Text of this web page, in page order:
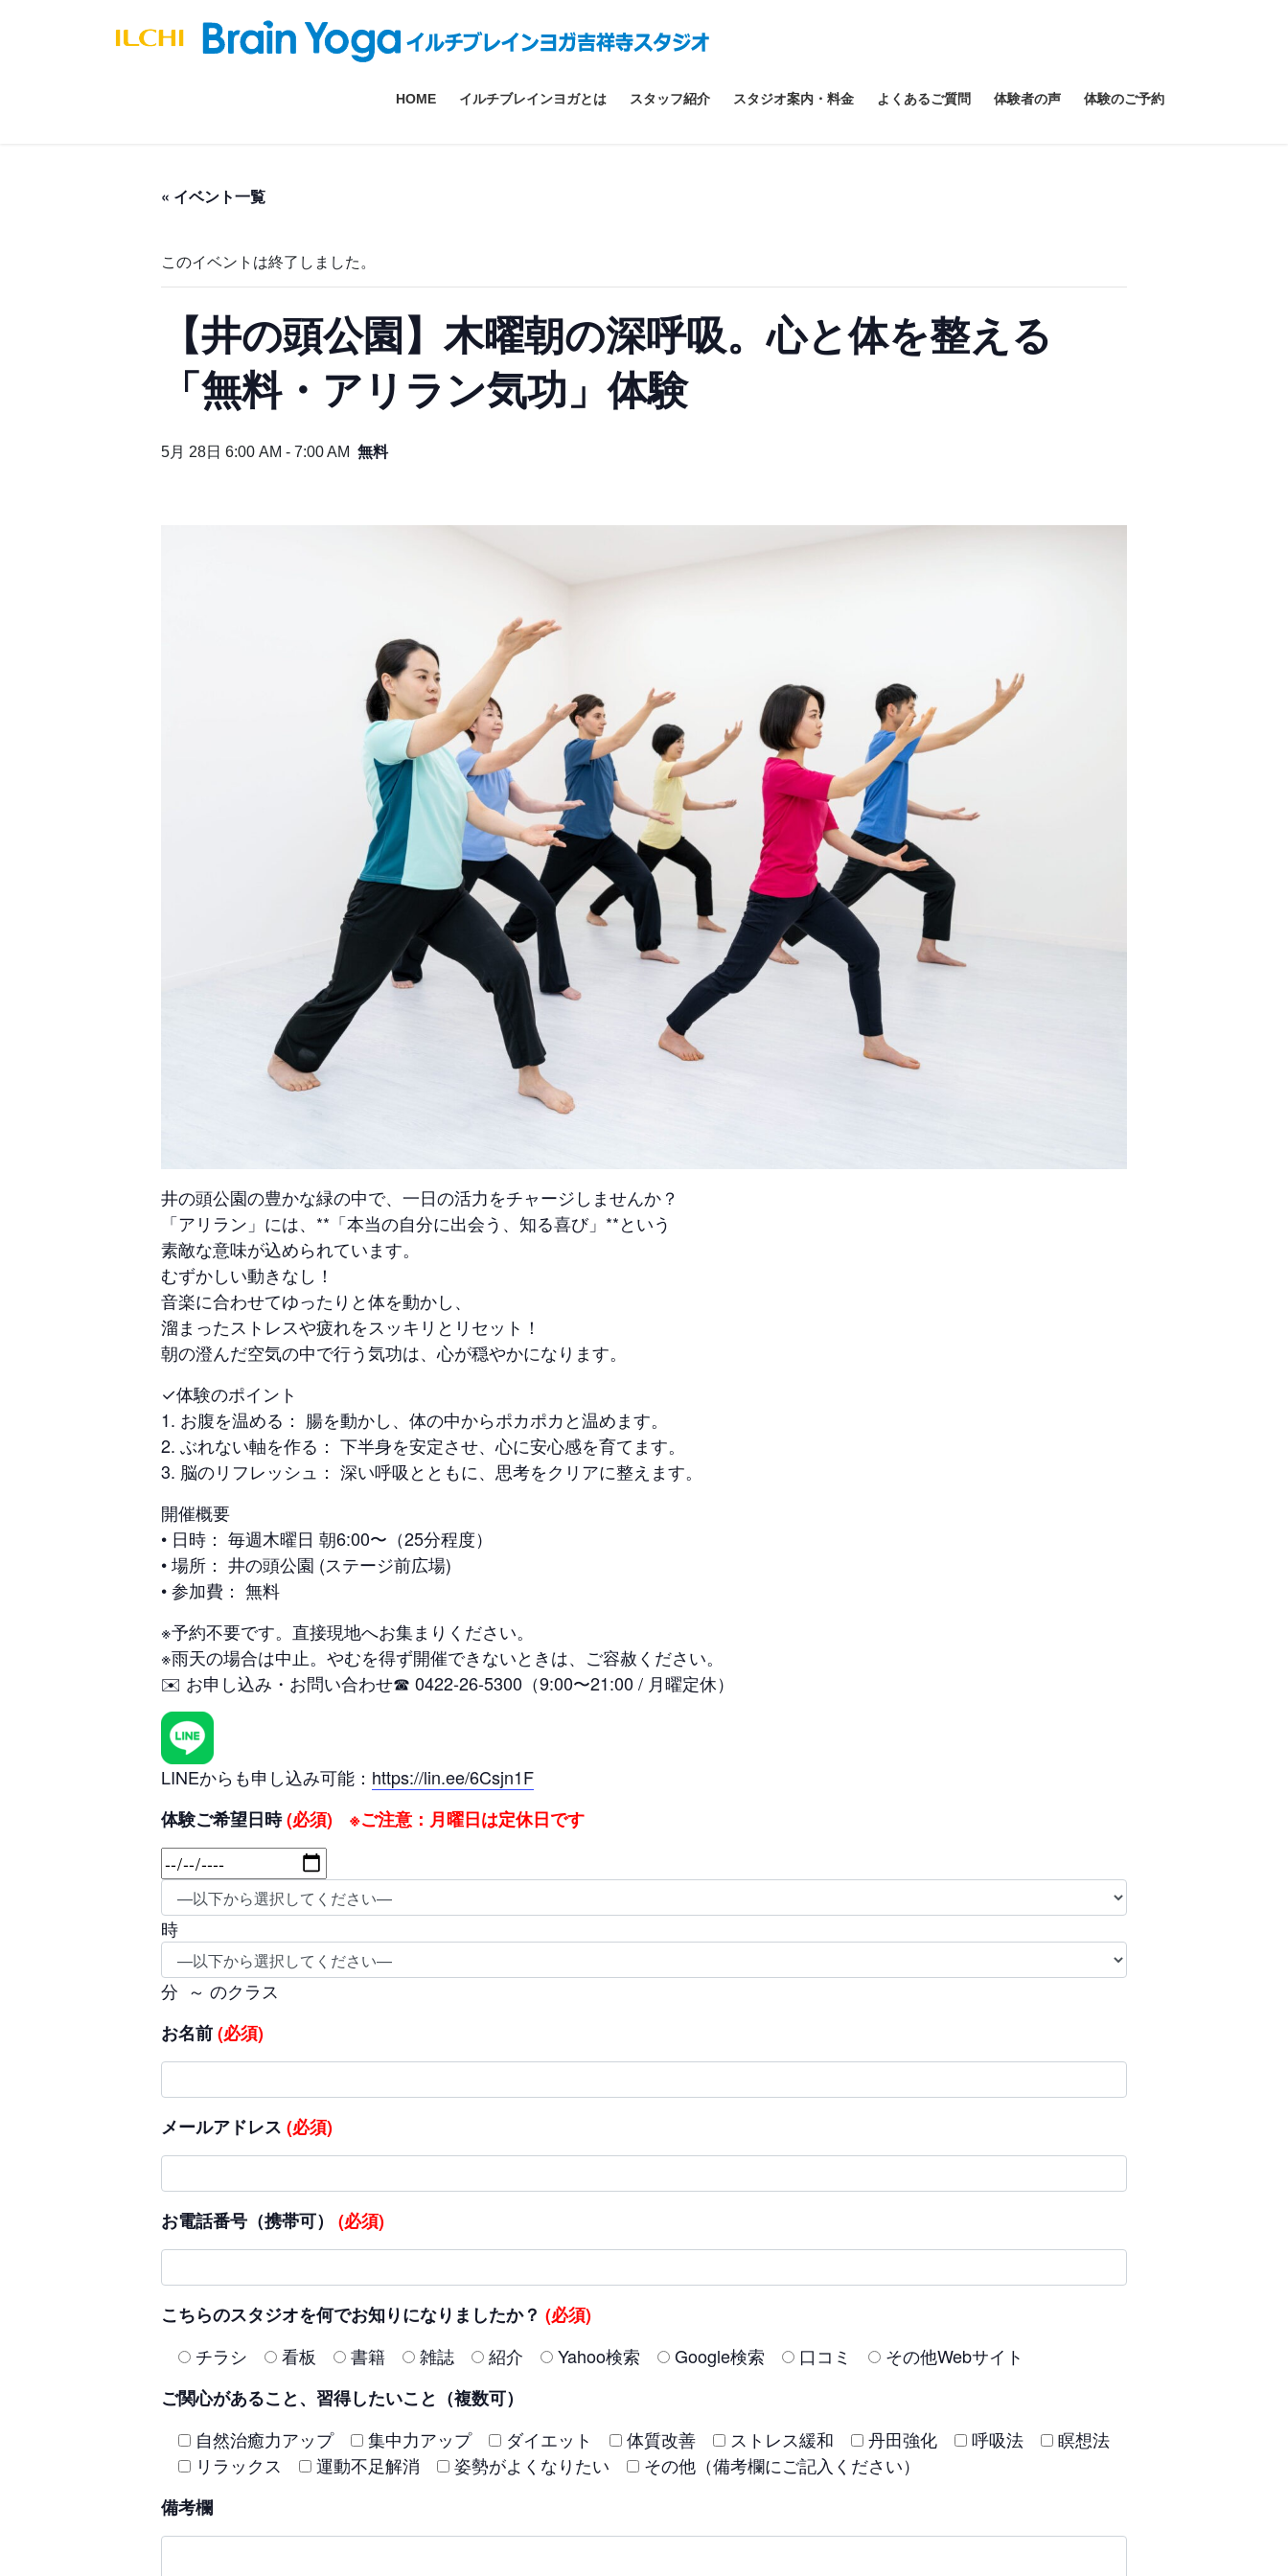
HOME イルチブレインヨガとは スタッフ紹介 スタジオ案内・料金 よくあるご質問 体験者の声 体験のご予約
« イベント一覧
このイベントは終了しました。
【井の頭公園】木曜朝の深呼吸。心と体を整える
「無料・アリラン気功」体験
5月 28日 6:00 AM - 7:00 AM 無料
井の頭公園の豊かな緑の中で、一日の活力をチャージしませんか？
「アリラン」には、**「本当の自分に出会う、知る喜び」**という
素敵な意味が込められています。
むずかしい動きなし！
音楽に合わせてゆったりと体を動かし、
溜まったストレスや疲れをスッキリとリセット！
朝の澄んだ空気の中で行う気功は、心が穏やかになります。
✓体験のポイント
1. お腹を温める： 腸を動かし、体の中からポカポカと温めます。
2. ぶれない軸を作る： 下半身を安定させ、心に安心感を育てます。
3. 脳のリフレッシュ： 深い呼吸とともに、思考をクリアに整えます。
開催概要
• 日時： 毎週木曜日 朝6:00〜（25分程度）
• 場所： 井の頭公園 (ステージ前広場)
• 参加費： 無料
※予約不要です。直接現地へお集まりください。
※雨天の場合は中止。やむを得ず開催できないときは、ご容赦ください。
✉️ お申し込み・お問い合わせ☎ 0422-26-5300（9:00〜21:00 / 月曜定休）
LINEからも申し込み可能： https://lin.ee/6Csjn1F
体験ご希望日時(必須) ※ご注意：月曜日は定休日です
時
分 ～ のクラス
お名前(必須)
メールアドレス (必須)
お電話番号（携帯可） (必須)
こちらのスタジオを何でお知りになりましたか？ (必須)
チラシ
看板 書籍 雑誌 紹介 Yahoo検索 Google検索 口コミ
その他Webサイト
ご関心があること、習得したいこと（複数可）
自然治癒力アップ
集中力アップ ダイエット 体質改善 ストレス緩和 丹田強化 呼吸法
瞑想法
リラックス
運動不足解消 姿勢がよくなりたい
その他（備考欄にご記入ください）
備考欄